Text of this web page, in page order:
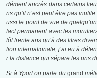
dément ancrés dans certains
ns qu’il n’est peut être pas
ussi le point de vue de
tact permanent avec les
tôt trente ans qu’à des titres
tion internationale, j’ai eu à
r la distance qui sépare les uns
Si à Yport on parle dugrand